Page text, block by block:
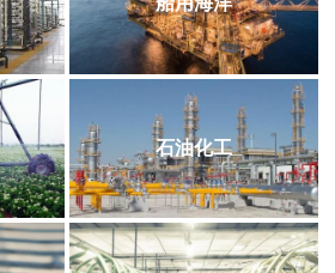
石油化工